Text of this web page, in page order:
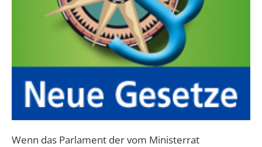
Wenn das Parlament der vom Ministerrat